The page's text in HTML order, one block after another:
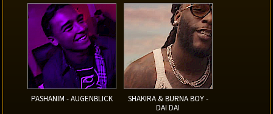
PASHANIM - AUGENBLICK
SHAKIRA & BURNA BOY -
DAI DAI